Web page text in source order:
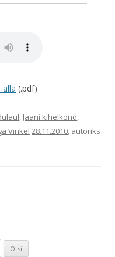
alla (.pdf)
, Jaani kihelkond,
Vinkel 28.11.2010, autoriks